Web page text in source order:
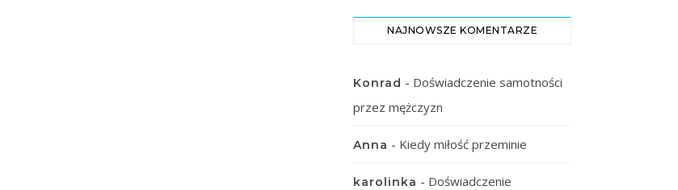
NAJNOWSZE KOMENTARZE
Konrad - Doświadczenie samotności
przez mężczyzn
Anna - Kiedy miłość przeminie
karolinka - Doświadczenie